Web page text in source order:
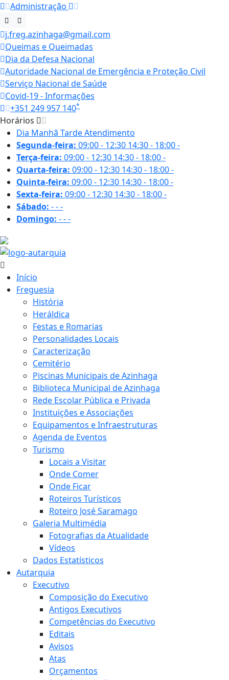
Administração
j.freg.azinhaga@gmail.com
Queimas e Queimadas
Dia da Defesa Nacional
Autoridade Nacional de Emergência e Proteção Civil
Serviço Nacional de Saúde
Covid-19 - Informações
+351 249 957 140*
Horários
Dia Manhã TardeAtendimento
Segunda-feira: 09:00 - 12:30 14:30 - 18:00-
Terça-feira: 09:00 - 12:30 14:30 - 18:00-
Quarta-feira: 09:00 - 12:30 14:30 - 18:00-
Quinta-feira: 09:00 - 12:30 14:30 - 18:00-
Sexta-feira: 09:00 - 12:30 14:30 - 18:00-
Sábado: ---
Domingo: ---
Início
Freguesia
História
Heráldica
Festas e Romarias
Personalidades Locais
Caracterização
Cemitério
Piscinas Municipais de Azinhaga
Biblioteca Municipal de Azinhaga
Rede Escolar Pública e Privada
Instituições e Associações
Equipamentos e Infraestruturas
Agenda de Eventos
Turismo
Locais a Visitar
Onde Comer
Onde Ficar
Roteiros Turísticos
Roteiro José Saramago
Galeria Multimédia
Fotografias da Atualidade
Vídeos
Dados Estatísticos
Autarquia
Executivo
Composição do Executivo
Antigos Executivos
Competências do Executivo
Editais
Avisos
Atas
Orçamentos